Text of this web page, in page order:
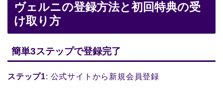
ヴェルニの登録方法と初回特典の受
け取り方
簡単3ステップで登録完了
ステップ1: 公式サイトから新規会員登録